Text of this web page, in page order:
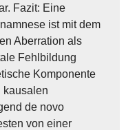
Fazit: Eine
ist mit dem
Aberration als
Fehlbildung
Komponente
kausalen
de novo
von einer